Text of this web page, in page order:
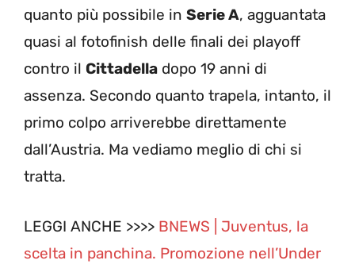
quanto più possibile in Serie A, agguantata
quasi al fotofinish delle finali dei playoff
contro il Cittadella dopo 19 anni di
assenza. Secondo quanto trapela, intanto, il
primo colpo arriverebbe direttamente
dall’Austria. Ma vediamo meglio di chi si
tratta.
LEGGI ANCHE >>>> BNEWS | Juventus, la
scelta in panchina. Promozione nell’Under